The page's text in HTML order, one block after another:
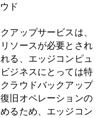
ド
アップサービスは、
ソースが必要とされ
る、エッジコンピュ
ジネスにとっては特
ラウドバックアップ
旧オペレーションの
るため、エッジコン